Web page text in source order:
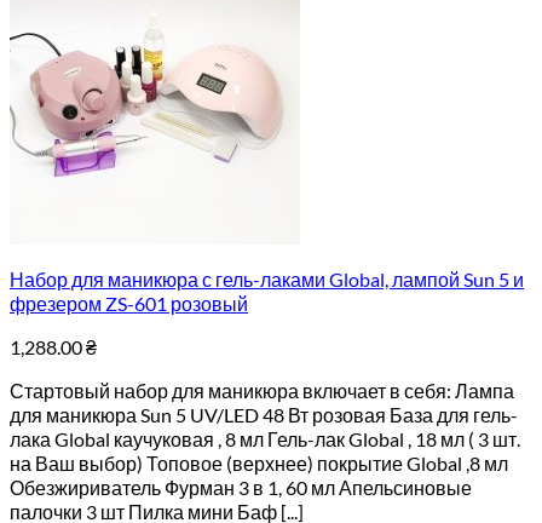
Набор для маникюра с гель-лаками Global, лампой Sun 5 и
фрезером ZS-601 розовый
1,288.00₴
Стартовый набор для маникюра включает в себя: Лампа
для маникюра Sun 5 UV/LED 48 Вт розовая База для гель-
лака Global каучуковая , 8 мл Гель-лак Global , 18 мл ( 3 шт.
на Ваш выбор) Топовое (верхнее) покрытие Global ,8 мл
Обезжириватель Фурман 3 в 1, 60 мл Апельсиновые
палочки 3 шт Пилка мини Баф [...]